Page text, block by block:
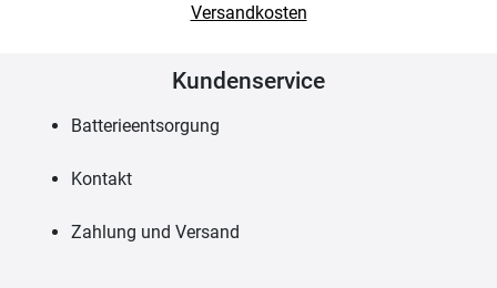
Versandkosten
Kundenservice
Batterieentsorgung
Kontakt
Zahlung und Versand